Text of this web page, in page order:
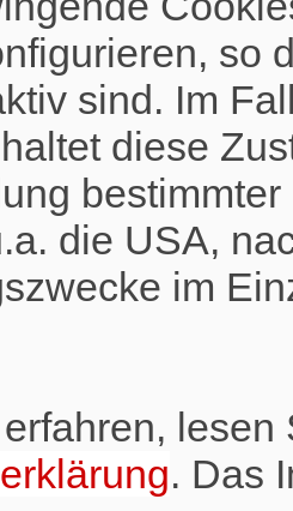
so
sind. Im
diese
die USA,
im
lesen
. Das